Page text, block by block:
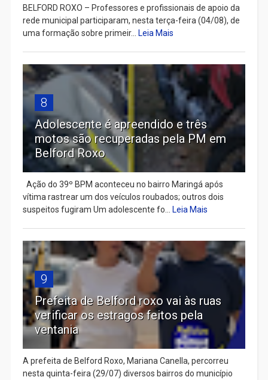
BELFORD ROXO – Professores e profissionais de apoio da
rede municipal participaram, nesta terça-feira (04/08), de
uma formação sobre primeir... Leia Mais
8
Adolescente é apreendido e três
motos são recuperadas pela PM em
Belford Roxo
Ação do 39º BPM aconteceu no bairro Maringá após
vítima rastrear um dos veículos roubados; outros dois
suspeitos fugiram Um adolescente fo... Leia Mais
9
Prefeita de Belford roxo vai às ruas
verificar os estragos feitos pela
ventania
A prefeita de Belford Roxo, Mariana Canella, percorreu
nesta quinta-feira (29/07) diversos bairros do município